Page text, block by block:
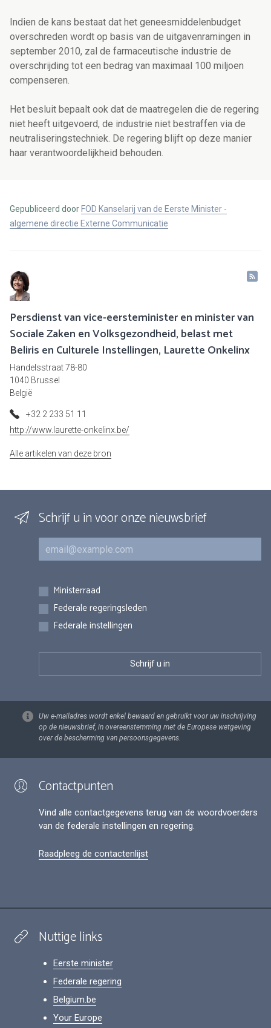
Indien de kans bestaat dat het geneesmiddelenbudget
overschreden wordt op basis van de uitgavenramingen in
september 2010, zal de farmaceutische industrie de
overschrijding tot een bedrag van maximaal 100 miljoen
compenseren.
Het besluit bepaalt ook dat de maatregelen die de regering
niet heeft uitgevoerd, de industrie niet bestraffen via de
neutraliseringstechniek. De regering blijft op deze manier
haar verantwoordelijkheid behouden.
Gepubliceerd door FOD Kanselarij van de Eerste Minister -
algemene directie Externe Communicatie
Persdienst van vice-eersteminister en minister van
Sociale Zaken en Volksgezondheid, belast met
Beliris en Culturele Instellingen, Laurette Onkelinx
Handelsstraat 78-80
1040 Brussel
België
+32 2 233 51 11
http://www.laurette-onkelinx.be/
Alle artikelen van deze bron
Schrijf u in voor onze nieuwsbrief
E-mail
Inschrijvingen
Ministerraad
Federale regeringsleden
Federale instellingen
Uw e-mailadres wordt enkel bewaard en gebruikt voor uw inschrijving
op de nieuwsbrief, in overeenstemming met de Europese wetgeving
over de bescherming van persoonsgegevens.
Contactpunten
Vind alle contactgegevens terug van de woordvoerders
van de federale instellingen en regering.
Raadpleeg de contactenlijst
Nuttige links
Eerste minister
Federale regering
Belgium.be
Your Europe